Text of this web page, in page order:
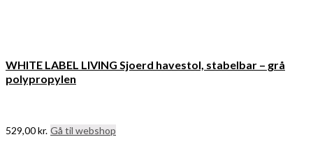
WHITE LABEL LIVING Sjoerd havestol, stabelbar – grå
polypropylen
529,00kr. Gå til webshop